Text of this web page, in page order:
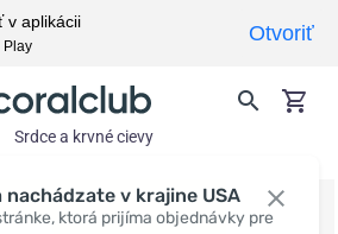
nachádzate v krajine USA
ktorá prijíma objednávky pre
Srdce a krvné cievy
v aplikácii
Play
Otvoriť